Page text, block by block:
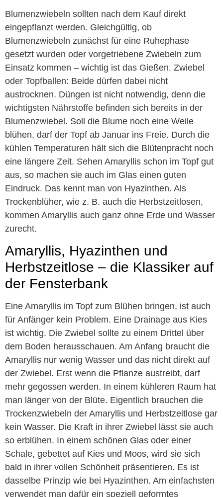
Blumenzwiebeln sollten nach dem Kauf direkt
eingepflanzt werden. Gleichgültig, ob
Blumenzwiebeln zunächst für eine Ruhephase
gesetzt wurden oder vorgetriebene Zwiebeln zum
Einsatz kommen – wichtig ist das Gießen. Zwiebel
oder Topfballen: Beide dürfen dabei nicht
austrocknen. Düngen ist nicht notwendig, denn die
wichtigsten Nährstoffe befinden sich bereits in der
Blumenzwiebel. Soll die Blume noch eine Weile
blühen, darf der Topf ab Januar ins Freie. Durch die
kühlen Temperaturen hält sich die Blütenpracht noch
eine längere Zeit. Sehen Amaryllis schon im Topf gut
aus, so machen sie auch im Glas einen guten
Eindruck. Das kennt man von Hyazinthen. Als
Trockenblüher, wie z. B. auch die Herbstzeitlosen,
kommen Amaryllis auch ganz ohne Erde und Wasser
zurecht.
Amaryllis, Hyazinthen und
Herbstzeitlose – die Klassiker auf
der Fensterbank
Eine Amaryllis im Topf zum Blühen bringen, ist auch
für Anfänger kein Problem. Eine Drainage aus Kies
ist wichtig. Die Zwiebel sollte zu einem Drittel über
dem Boden herausschauen. Am Anfang braucht die
Amaryllis nur wenig Wasser und das nicht direkt auf
der Zwiebel. Erst wenn die Pflanze austreibt, darf
mehr gegossen werden. In einem kühleren Raum hat
man länger von der Blüte. Eigentlich brauchen die
Trockenzwiebeln der Amaryllis und Herbstzeitlose gar
kein Wasser. Die Kraft in ihrer Zwiebel lässt sie auch
so erblühen. In einem schönen Glas oder einer
Schale, gebettet auf Kies und Moos, wird sie sich
bald in ihrer vollen Schönheit präsentieren. Es ist
dasselbe Prinzip wie bei Hyazinthen. Am einfachsten
verwendet man dafür ein speziell geformtes